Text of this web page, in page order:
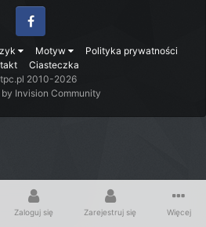
Motyw
Polityka prywatności
Ciasteczka
Facebook
2010-2026
Invision Community
Zaloguj się Zarejestruj się Więcej